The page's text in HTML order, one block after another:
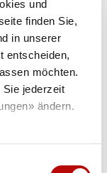
und
finden Sie,
in unserer
entscheiden,
möchten.
Sie jederzeit
ändern.